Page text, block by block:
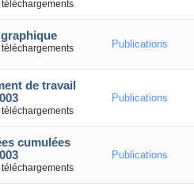
Publications
de travail
Publications
cumulées
Publications